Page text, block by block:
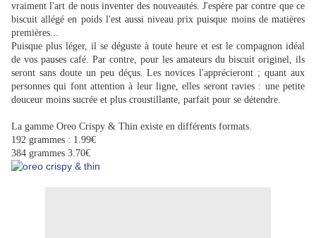
vraiment l'art de nous inventer des nouveautés. J'espère par contre que ce
biscuit allégé en poids l'est aussi niveau prix puisque moins de matières
premières...
Puisque plus léger, il se déguste à toute heure et est le compagnon idéal
de vos pauses café. Par contre, pour les amateurs du biscuit originel, ils
seront sans doute un peu déçus. Les novices l'apprécieront ; quant aux
personnes qui font attention à leur ligne, elles seront ravies : une petite
douceur moins sucrée et plus croustillante, parfait pour se détendre.
La gamme Oreo Crispy & Thin existe en différents formats.
192 grammes : 1.99€
384 grammes 3.70€